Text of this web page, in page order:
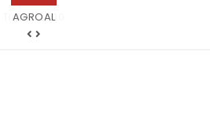
Tintas 2000